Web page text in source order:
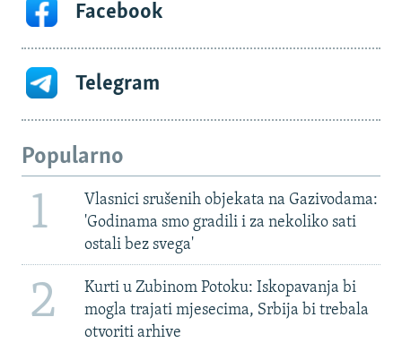
Facebook
Telegram
Popularno
1
Vlasnici srušenih objekata na Gazivodama:
'Godinama smo gradili i za nekoliko sati
ostali bez svega'
2
Kurti u Zubinom Potoku: Iskopavanja bi
mogla trajati mjesecima, Srbija bi trebala
otvoriti arhive